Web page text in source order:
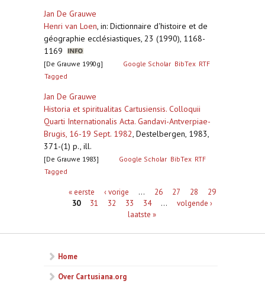
Jan De Grauwe
Henri van Loen, in: Dictionnaire d'histoire et de
géographie ecclésiastiques, 23 (1990), 1168-
1169
[De Grauwe 1990g] Google Scholar BibTex RTF
Tagged
Jan De Grauwe
Historia et spiritualitas Cartusiensis. Colloquii
Quarti Internationalis Acta. Gandavi-Antverpiae-
Brugis, 16-19 Sept. 1982, Destelbergen, 1983,
371-(1) p., ill.
[De Grauwe 1983] Google Scholar BibTex RTF
Tagged
Pagina's« eerste ‹ vorige … 26 27 28
29
30
31 32 33 34 …
volgende ›
laatste »
Home
Over Cartusiana.org